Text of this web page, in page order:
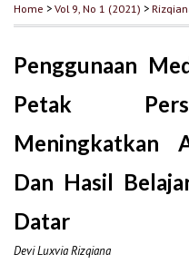
Home >Vol 9, No 1 (2021) >
Penggunaan
Petak
Meningkatkan
Dan Hasil
Datar
Devi Luxvia Rizqiana